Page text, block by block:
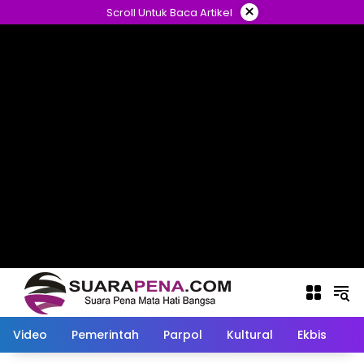
ke
Scroll Untuk Baca Artikel ×
Video Pemerintah Parpol Kultural Ekbis